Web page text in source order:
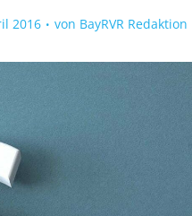
2016 von BayRVR Redaktion